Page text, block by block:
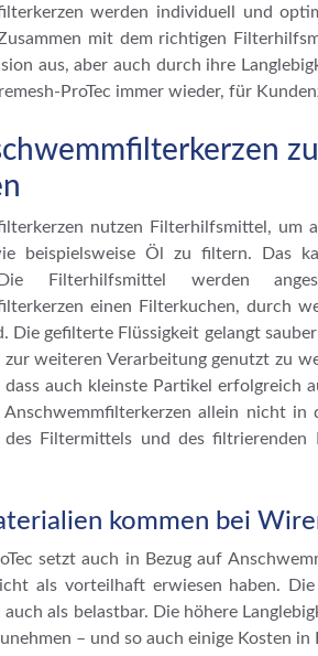
werden individuell und
mit dem richtigen
aus, aber auch durch ihre
ProTec immer wieder, für
nutzen Filterhilfsmittel, um
beispielsweise Öl zu filtern. Das
Die Filterhilfsmittel werden
einen Filterkuchen, durch
Die gefilterte Flüssigkeit gelangt
zur weiteren Verarbeitung genutzt zu
dass auch kleinste Partikel erfolgreich
allein nicht in
des Filtermittels und des
kommen bei
setzt auch in Bezug auf
als vorteilhaft erwiesen haben. Die
auch als belastbar. Die höhere
– und so auch einige Kosten in